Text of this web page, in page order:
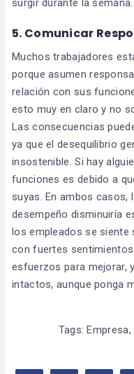
5. Comunicar
Muchos trabajadores
porque asumen
relación con sus
esto muy en claro y no
Las consecuencias
ya que el desequilibrio
insostenible. Si hay
funciones es debido a
suyas. En ambos casos,
desempeño disminuiría
los empleados se siente
con fuertes
esfuerzos para mejorar,
intactos, aunque ponga
Tags:Empresa,